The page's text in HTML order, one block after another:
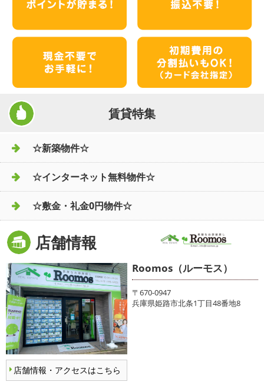
賃貸特集
☆新築物件☆
☆インターネット無料物件☆
☆敷金・礼金0円物件☆
店舗情報
店舗情報・アクセスはこちら
Roomos（ルーモス）
〒670-0947
兵庫県姫路市北条1丁目48番地8